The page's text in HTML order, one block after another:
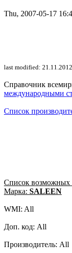
Thu, 2007-05-17
last modified: 21.11.2012
Справочник
международными
Список
Список возможных
Марка: SALEEN
WMI: All
Доп. код: All
Производитель: All